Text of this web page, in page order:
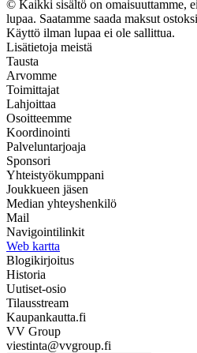
© Kaikki sisältö on omaisuuttamme,
lupaa. Saatamme saada maksut
Käyttö ilman lupaa ei ole sallittua.
Lisätietoja meistä
Tausta
Arvomme
Toimittajat
Lahjoittaa
Osoitteemme
Koordinointi
Palveluntarjoaja
Sponsori
Yhteistyökumppani
Joukkueen jäsen
Median yhteyshenkilö
Mail
Navigointilinkit
Web kartta
Blogikirjoitus
Historia
Uutiset-osio
Tilausstream
Kaupankautta.fi
VV Group
viestinta@vvgroup.fi